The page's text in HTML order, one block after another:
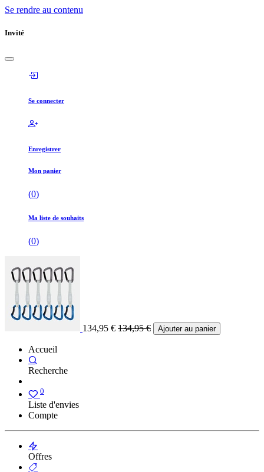
Se rendre au contenu
Invité
Se connecter
Enregistrer
Mon panier
(0)
Ma liste de souhaits
(0)
134,95 € 134,95€ Ajouter au panier
Accueil
Recherche
0
Liste d'envies
Compte
Offres